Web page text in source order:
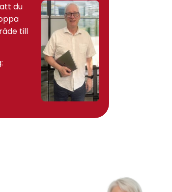
du
till